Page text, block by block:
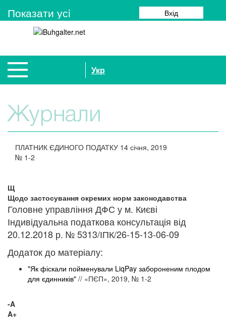
Показати усi Вхід
Укр
Журнали
ПЛАТНИК ЄДИНОГО ПОДАТКУ 14 січня, 2019
№ 1-2
Щ
Щодо застосування окремих норм законодавства
Головне управління ДФС у м. Києві
Індивідуальна податкова консультація від
20.12.2018 р. № 5313/ІПК/26-15-13-06-09
Додаток до матеріалу:
"Як фіскали пойменували LiqPay забороненим плодом
для єдинників" // «ПЄП», 2019, № 1-2
-A
A+